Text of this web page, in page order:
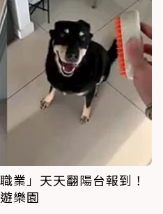
業」天天翻陽台報到！
樂園